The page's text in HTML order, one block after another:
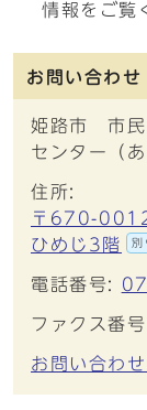
情報をご覧
お問い合わせ
姫路市 市
センター（あ
住所:
〒670-
ひめじ3階
別
電話番号:
ファクス番
お問い合わ